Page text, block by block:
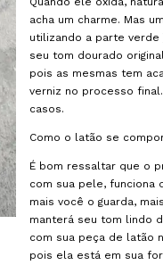
acha um charme. Mas
utilizando a parte
seu tom dourado
pois as mesmas tem
verniz no processo
casos.
Como o latão se
É bom ressaltar que o
com sua pele, funciona
mais você o guarda,
manterá seu tom lindo
com sua peça de latão
pois ela está em sua